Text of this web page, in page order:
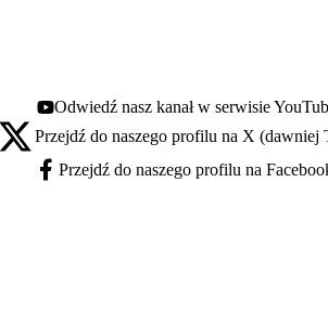
Youtube - otwiera się w nowej karcie
Odwiedź nasz kanał w serwisie
X - otwiera się w nowej karcie
Przejdź do naszego profilu na X (dawniej
Facebook - otwiera się w nowej karcie
Przejdź do naszego profilu na